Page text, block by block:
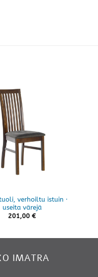
verhoiltu istuin ·
useita värejä
201,00 €
IMATRA